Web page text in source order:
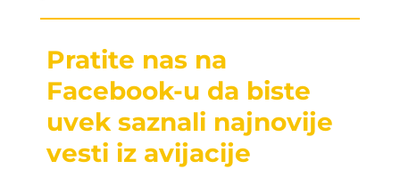
Pratite nas na
Facebook-u da biste
uvek saznali najnovije
vesti iz avijacije